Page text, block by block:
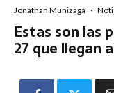
Jonathan Munizaga ·
Estas son las
27 que llegan